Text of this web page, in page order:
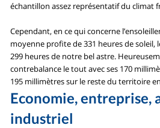
échantillon assez représentatif du climat
Cependant, en ce qui concerne
moyenne profite de 331 heures de soleil,
299 heures de notre bel astre.
contrebalance le tout avec ses 170
195 millimètres sur le reste du territoire
Economie, entreprise,
industriel